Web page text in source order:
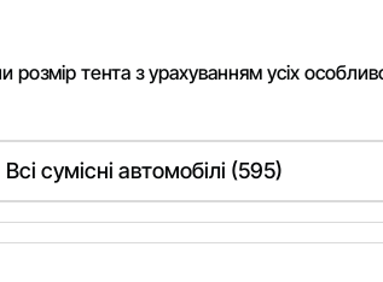
розмір тента з урахуванням усіх
Всі сумісні автомобілі (595)